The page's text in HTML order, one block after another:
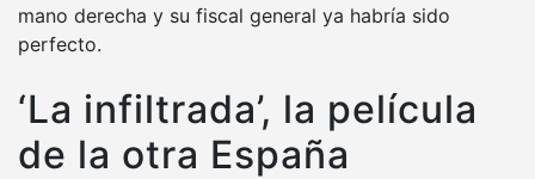
mano derecha y su fiscal general ya habría sido
perfecto.
‘La infiltrada’, la película
de la otra España